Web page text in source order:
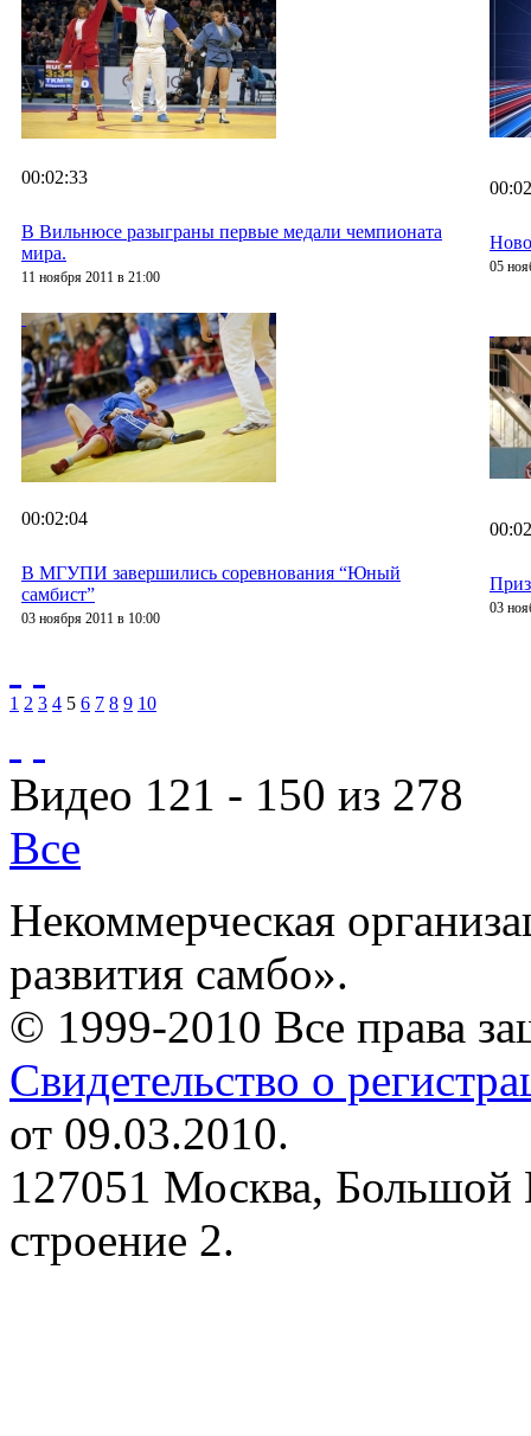
00:02:33
В Вильнюсе разыграны первые медали чемпионата
мира.
11 ноября 2011 в 21:00
05
00:02:04
В МГУПИ завершились соревнования “Юный
самбист”
03 ноября 2011 в 10:00
03
1 2 3 4 5 6 7 8 9 10
Видео 121 - 150 из 278
Все
Некоммерческая
развития самбо».
© 1999-2010 Все права
Свидетельство о
от 09.03.2010.
127051 Москва, Большой
строение 2.